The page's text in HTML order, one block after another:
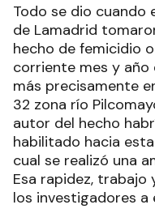
Todo se dio cuando
de Lamadrid
hecho de femicidio
corriente mes y año
más precisamente
32 zona río
autor del hecho
habilitado hacia
cual se realizó una
Esa rapidez,
los investigadores